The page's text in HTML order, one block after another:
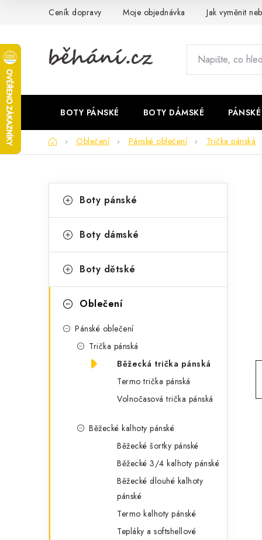
Ceník dopravy Moje objednávka Jak vyměnit
BOTY PÁNSKÉ BOTY DÁMSKÉ
DomůOblečení Pánské oblečení Trička pánská
o
t
r
kategorie
a
e
o
Boty pánské
Boty dámské
Boty dětské
Oblečení
Pánské oblečení
Trička pánská
Běžecká trička pánská
Termo trička pánská
Volnočasová trička pánská
Běžecké kalhoty pánské
Běžecké šortky pánské
Běžecké 3/4 kalhoty pánské
Běžecké dlouhé kalhoty
pánské
Termo kalhoty pánské
Tepláky a softshellové